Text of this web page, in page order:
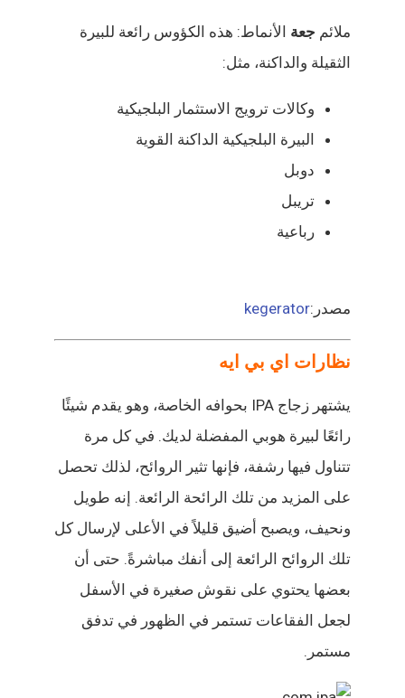
ملائم جعة الأنماط: هذه الكؤوس رائعة للبيرة
الثقيلة والداكنة، مثل:
وكالات ترويج الاستثمار البلجيكية
البيرة البلجيكية الداكنة القوية
دوبل
تريبل
رباعية
مصدر:kegerator
نظارات اي بي ايه
يشتهر زجاج IPA بحوافه الخاصة، وهو يقدم شيئًا
رائعًا لبيرة هوبي المفضلة لديك. في كل مرة
تتناول فيها رشفة، فإنها تثير الروائح، لذلك تحصل
على المزيد من تلك الرائحة الرائعة. إنه طويل
ونحيف، ويصبح أضيق قليلاً في الأعلى لإرسال كل
تلك الروائح الرائعة إلى أنفك مباشرةً. حتى أن
بعضها يحتوي على نقوش صغيرة في الأسفل
لجعل الفقاعات تستمر في الظهور في تدفق
مستمر.